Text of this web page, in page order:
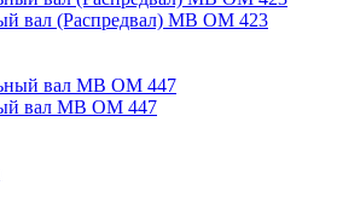
вал (Распредвал) МВ ОМ 423
вал МВ ОМ 447